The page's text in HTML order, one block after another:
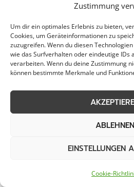
Zustimmung
Um dir ein optimales Erlebnis zu bieten,
Cookies, um Geräteinformationen zu
zuzugreifen. Wenn du diesen
wie das Surfverhalten oder eindeutige IDs
verarbeiten. Wenn du deine Zustimmung
können bestimmte Merkmale und
ABLEHNEN
EINSTELLUNGEN
Cookie-
reibungslose Infrastruktur
Effektiver
Gewerbe in der
In Solingen ist der
Kommunen, Städte und
Schneeräumung und